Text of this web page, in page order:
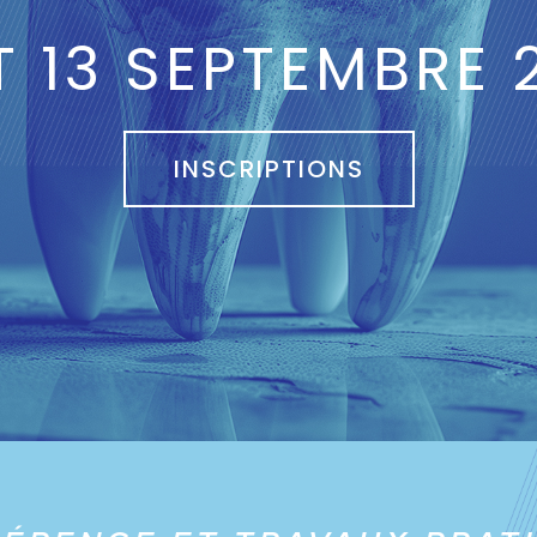
13
INSCRIPTIONS